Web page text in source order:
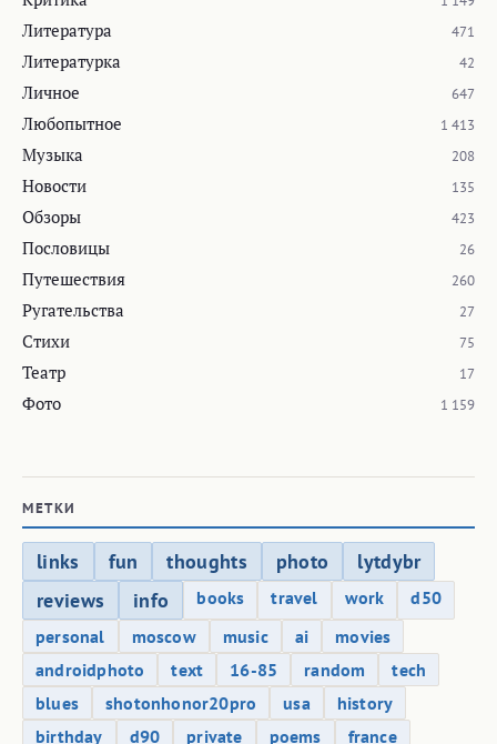
Литература 471
Литературка 42
Личное 647
Любопытное 1 413
Музыка 208
Новости 135
Обзоры 423
Пословицы 26
Путешествия 260
Ругательства 27
Стихи 75
Театр 17
Фото 1 159
МЕТКИ
links fun thoughts photo
lytdybr
reviews
info books travel work
d50
personal
moscow music ai
movies
androidphoto
text 16-85 random
tech
blues
shotonhonor20pro usa
history
birthday
d90 private poems
france